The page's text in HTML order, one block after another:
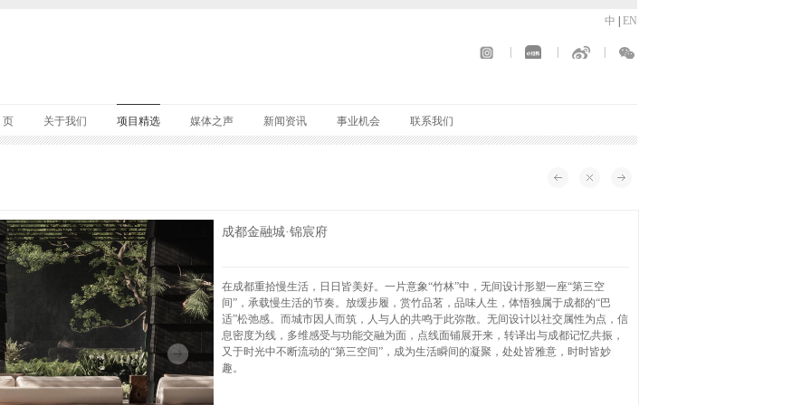
中 EN
页 关于我们 项目精选 媒体之声 新闻资讯 事业机会 联系我们
成都金融城·锦宸府
在成都重拾慢生活，日日皆美好。一片意象“竹林”中，无间设计形塑一座“第三空
间”，承载慢生活的节奏。放缓步履，赏竹品茗，品味人生，体悟独属于成都的“巴
适”松弛感。而城市因人而筑，人与人的共鸣于此弥散。无间设计以社交属性为点，信
息密度为线，多维感受与功能交融为面，点线面铺展开来，转译出与成都记忆共振，
又于时光中不断流动的“第三空间”，成为生活瞬间的凝聚，处处皆雅意，时时皆妙
趣。